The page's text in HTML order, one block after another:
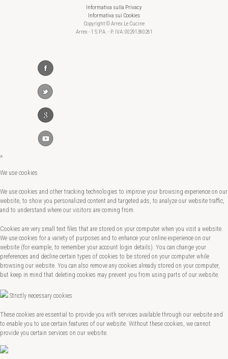
Informativa sulla Privacy
Informativa sui Cookies
Copyright © Arrex Le Cucine
Arrex - 1 S.P.A. - P. IVA: 00291360261
×
We use cookies
We use cookies and other tracking technologies to improve your browsing experience on our
website, to show you personalized content and targeted ads, to analyze our website traffic,
and to understand where our visitors are coming from.
Cookies are very small text files that are stored on your computer when you visit a website.
We use cookies for a variety of purposes and to enhance your online experience on our
website (for example, to remember your account login details). You can change your
preferences and decline certain types of cookies to be stored on your computer while
browsing our website. You can also remove any cookies already stored on your computer,
but keep in mind that deleting cookies may prevent you from using parts of our website.
Strictly necessary cookies
These cookies are essential to provide you with services available through our website and
to enable you to use certain features of our website. Without these cookies, we cannot
provide you certain services on our website.